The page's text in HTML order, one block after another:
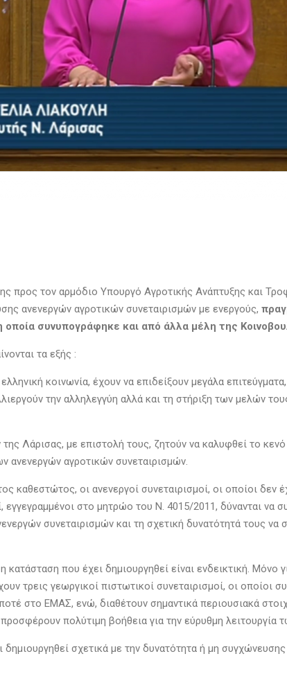
προς τον αρμόδιο Υπουργό Αγροτικής Ανάπτυξης και
ανενεργών αγροτικών συνεταιρισμών με ενεργούς,
οποία συνυπογράφηκε και από άλλα μέλη της
τα εξής :
κοινωνία, έχουν να επιδείξουν μεγάλα
την αλληλεγγύη αλλά και τη στήριξη των μελών
Λάρισας, με επιστολή τους, ζητούν να καλυφθεί το
ανενεργών αγροτικών συνεταιρισμών.
καθεστώτος, οι ανενεργοί συνεταιρισμοί, οι οποίοι
εγγεγραμμένοι στο μητρώο του Ν. 4015/2011, δύνανται
συνεταιρισμών και τη σχετική δυνατότητά τους
που έχει δημιουργηθεί είναι ενδεικτική. Μόνο
τρεις γεωργικοί πιστωτικοί συνεταιρισμοί, οι
στο ΕΜΑΣ, ενώ, διαθέτουν σημαντικά περιουσιακά
πολύτιμη βοήθεια για την εύρυθμη λειτουργία
δημιουργηθεί σχετικά με την δυνατότητα ή μη